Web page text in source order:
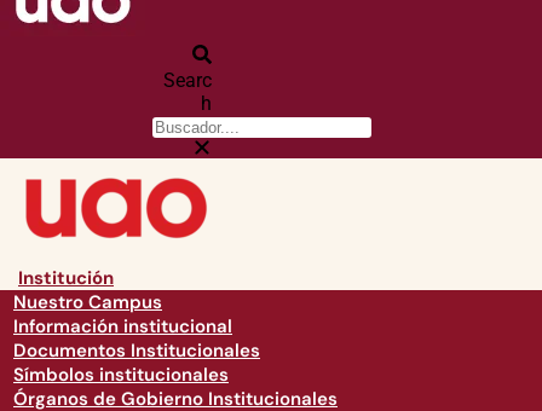
Searc
h
Institución
Nuestro Campus
Información institucional
Documentos Institucionales
Símbolos institucionales
Órganos de Gobierno Institucionales